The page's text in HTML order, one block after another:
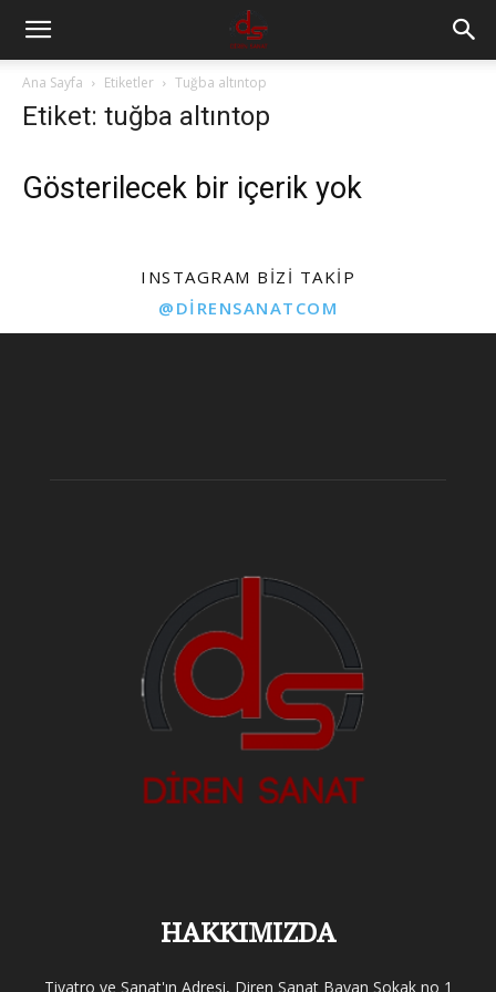
Ana Sayfa Etiketler Tuğba altıntop
Etiket: tuğba altıntop
Gösterilecek bir içerik yok
INSTAGRAM BIZI TAKIP
@DIRENSANATCOM
HAKKIMIZDA
Tiyatro ve Sanat'ın Adresi, Diren Sanat Bayan Sokak no 1